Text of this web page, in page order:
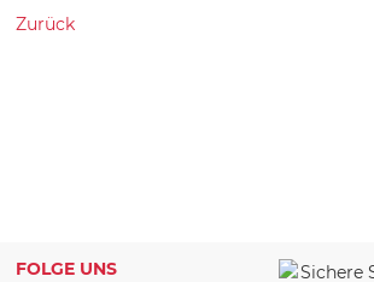
Zurück
FOLGE UNS